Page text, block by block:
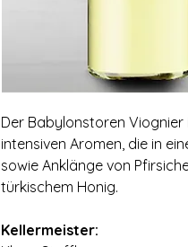
Der Babylonstoren Viognier
intensiven Aromen‚ die in
sowie Anklänge von
türkischem Honig.
Kellermeister: